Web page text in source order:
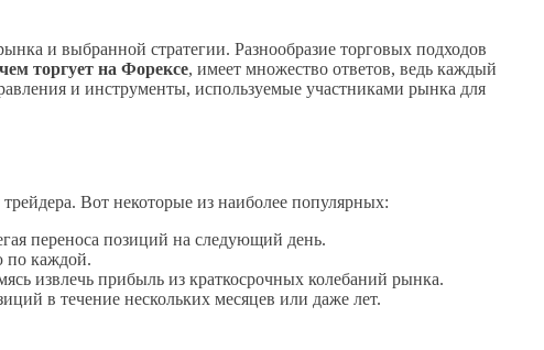
и выбранной стратегии. Разнообразие торговых подходов
торгует на Форексе, имеет множество ответов, ведь каждый
и инструменты, используемые участниками рынка для
Вот некоторые из наиболее популярных:
переноса позиций на следующий день.
по каждой.
извлечь прибыль из краткосрочных колебаний рынка.
в течение нескольких месяцев или даже лет.